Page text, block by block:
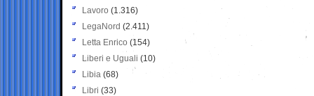
Lavoro (1.316)
LegaNord (2.411)
Letta Enrico (154)
Liberi e Uguali (10)
Libia (68)
Libri (33)